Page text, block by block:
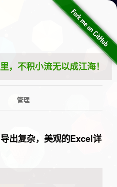
，不积小流无以成江海！
管理
出复杂，美观的Excel详